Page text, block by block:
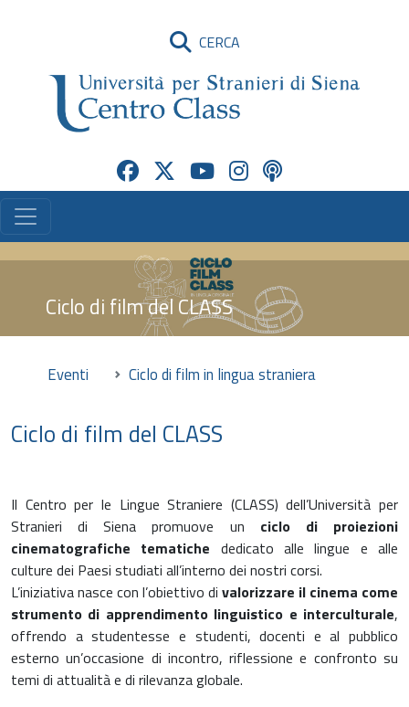
CERCA
Ciclo di film del CLASS
Eventi Ciclo di film in lingua straniera
Ciclo di film del CLASS
Il Centro per le Lingue Straniere (CLASS) dell’Università per
Stranieri di Siena promuove un ciclo di proiezioni
cinematografiche tematiche dedicato alle lingue e alle
culture dei Paesi studiati all’interno dei nostri corsi.
L’iniziativa nasce con l’obiettivo di valorizzare il cinema come
strumento di apprendimento linguistico e interculturale,
offrendo a studentesse e studenti, docenti e al pubblico
esterno un’occasione di incontro, riflessione e confronto su
temi di attualità e di rilevanza globale.